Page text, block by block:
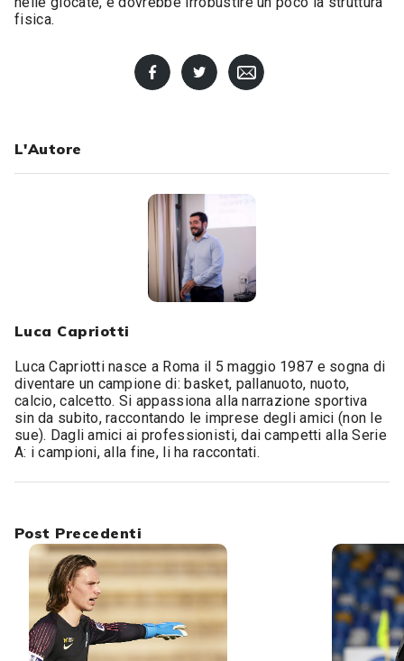
fisica.
L'Autore
Luca Capriotti
Luca Capriotti nasce a Roma il 5 maggio 1987 e sogna di
diventare un campione di: basket, pallanuoto, nuoto,
calcio, calcetto. Si appassiona alla narrazione sportiva
sin da subito, raccontando le imprese degli amici (non le
sue). Dagli amici ai professionisti, dai campetti alla Serie
A: i campioni, alla fine, li ha raccontati.
Post Precedenti